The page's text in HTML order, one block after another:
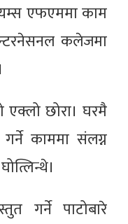
एफएममा काम
कलेजमा
एक्लो छोरा। घरमै
काममा संलग्न
गर्ने पाटोबारे